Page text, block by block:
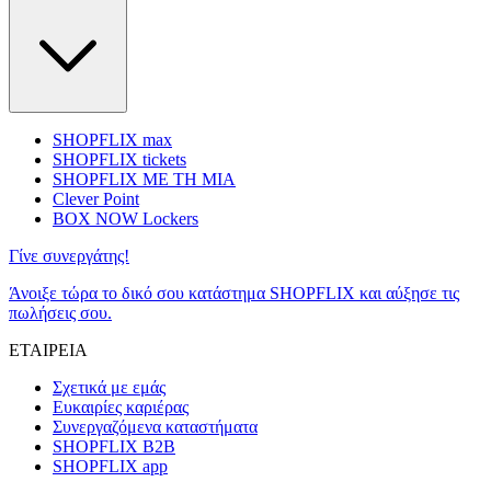
SHOPFLIX max
SHOPFLIX tickets
SHOPFLIX ΜΕ ΤΗ ΜΙΑ
Clever Point
BOX NOW Lockers
Γίνε συνεργάτης!
Άνοιξε τώρα το δικό σου κατάστημα SHOPFLIX και αύξησε τις
πωλήσεις σου.
ΕΤΑΙΡΕΙΑ
Σχετικά με εμάς
Ευκαιρίες καριέρας
Συνεργαζόμενα καταστήματα
SHOPFLIX B2B
SHOPFLIX app